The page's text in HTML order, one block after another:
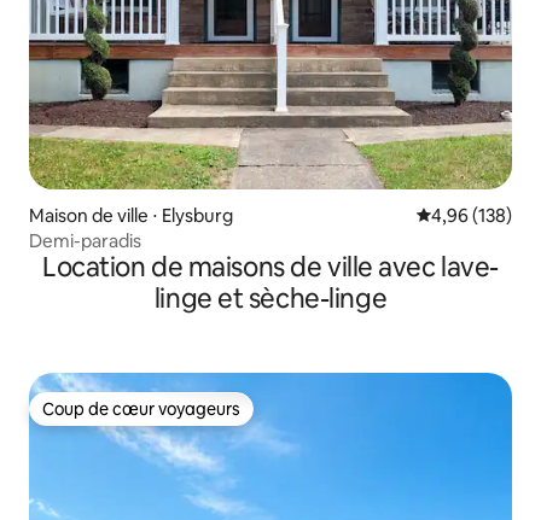
Maison de ville ⋅ Elysburg Évaluation
4,96 (138)
Demi-paradis
Location de maisons de ville avec lave-
linge et sèche-linge
Coup de cœur voyageurs
Coup de cœur voyageurs